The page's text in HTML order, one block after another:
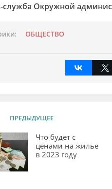
служба Окружной
ОБЩЕСТВО
ПРЕДЫДУЩЕЕ
Что будет с
ценами на жилье
в 2023 году